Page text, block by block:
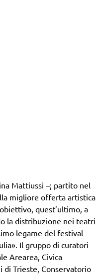
Mattiussi –; partito nel
migliore offerta artistica
quest’ultimo, a
la distribuzione nei teatri
legame del festival
Il gruppo di curatori
Arearea, Civica
di Trieste, Conservatorio